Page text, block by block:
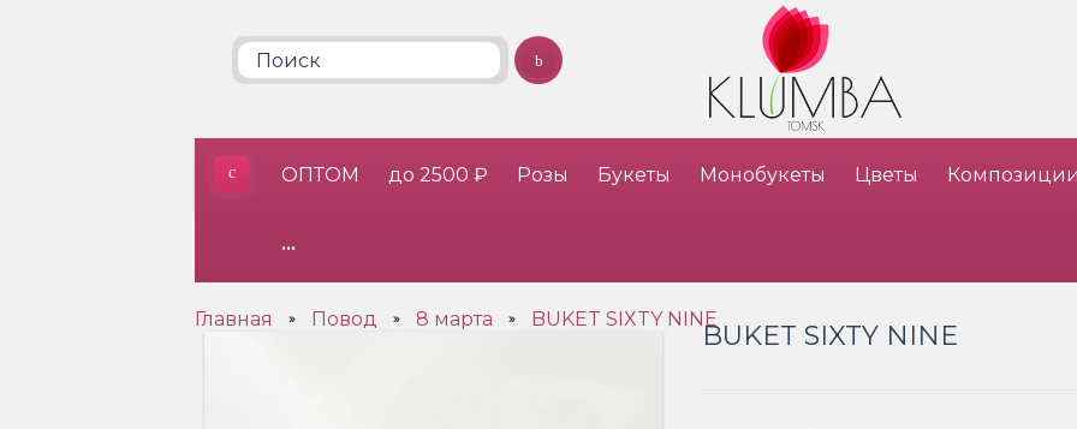
ОПТОМ до 2500 ₽ Розы Букеты Монобукеты Цветы
•••
Главная » Повод » 8 марта » BUKET SIXTY NINE
BUKET SIXTY NINE